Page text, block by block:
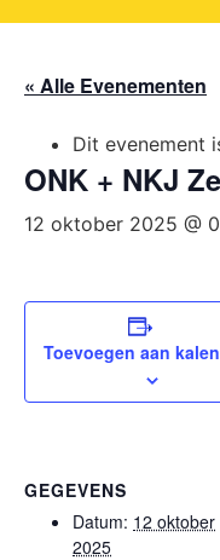
« Alle Evenementen
Dit evenement
ONK + NKJ
12 oktober 2025 @
Toevoegen aan
GEGEVENS
Datum: 12 oktober
2025